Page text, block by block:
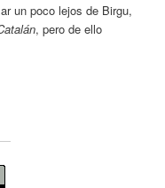
un poco lejos de Birgu,
, pero de ello